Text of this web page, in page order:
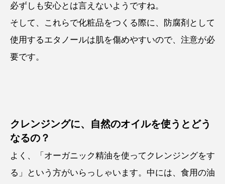
必ずしも安心とは言えないようですね。
そして、これらで化粧品をつくる際に、防腐剤として
使用するエタノールは肌を傷めやすいので、注意が必
要です。
クレンジングに、自然のオイルを使うとどう
なるの？
よく、「オーガニック精油を使ってクレンジングをす
る」という方がいらっしゃいます。中には、食用の油